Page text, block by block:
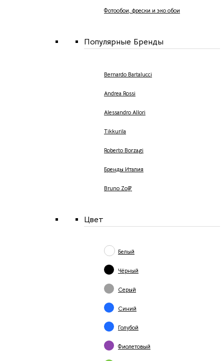
Фотообои, фрески и эко обои
Популярные Бренды
Bernardo Bartalucci
Andrea Rossi
Alessandro Allori
Tikkurila
Roberto Borzagi
Бренды Италия
Bruno Zoff
Цвет
Белый
Чёрный
Серый
Синий
Голубой
Фиолетовый